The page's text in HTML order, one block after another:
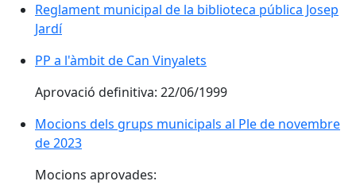
Reglament municipal de la biblioteca pública Josep
Jardí
PP a l'àmbit de Can Vinyalets
Aprovació definitiva: 22/06/1999
Mocions dels grups municipals al Ple de novembre
de 2023
Mocions aprovades: